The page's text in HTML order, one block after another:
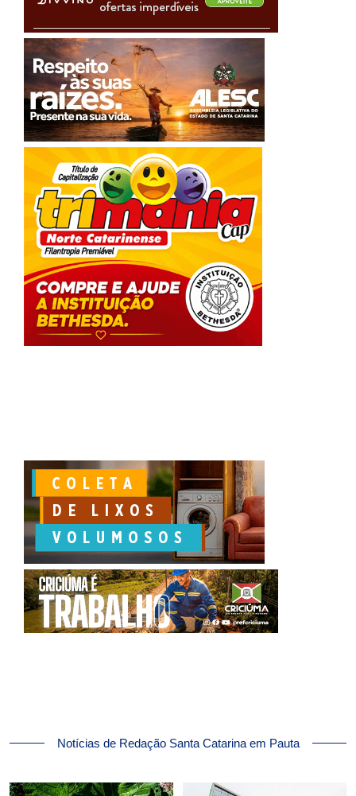
Notícias de Redação Santa Catarina em Pauta